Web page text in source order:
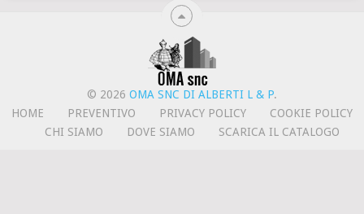
© 2026 OMA SNC DI ALBERTI L & P.
HOME
PREVENTIVO PRIVACY POLICY
COOKIE POLICY
CHI SIAMO
DOVE SIAMO SCARICA IL CATALOGO